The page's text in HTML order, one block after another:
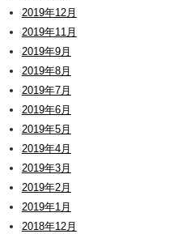
2019年12月
2019年11月
2019年9月
2019年8月
2019年7月
2019年6月
2019年5月
2019年4月
2019年3月
2019年2月
2019年1月
2018年12月